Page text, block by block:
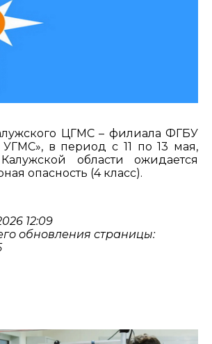
ЦГМС – филиала ФГБУ
УГМС», в период с 11 по 13 мая,
области ожидается
опасность (4 класс).
12:09
обновления страницы: